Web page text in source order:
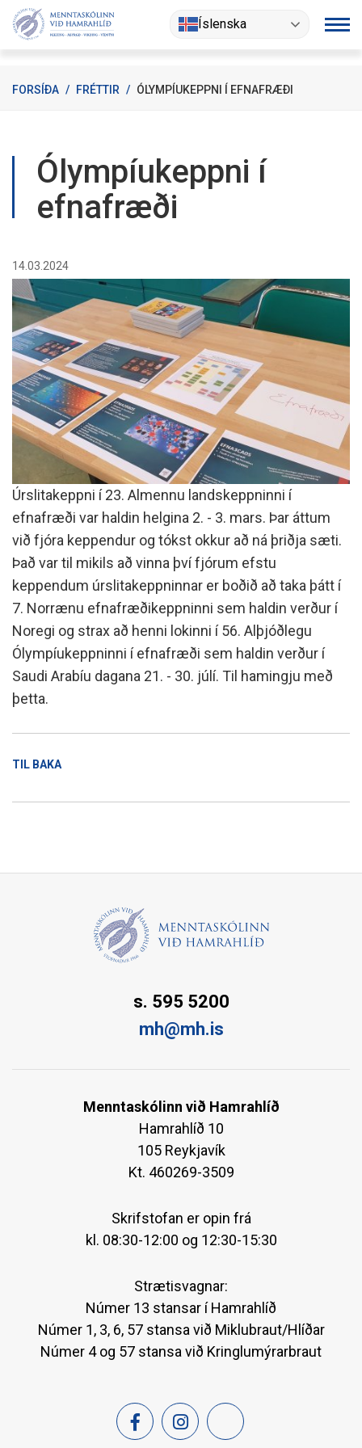
Fara
Íslenska
FORSÍÐA / FRÉTTIR / ÓLYMPÍUKEPPNI Í EFNAFRÆÐI
Ólympíukeppni í
efnafræði
14.03.2024
Úrslitakeppni í 23. Almennu landskeppninni í
efnafræði var haldin helgina 2. - 3. mars. Þar áttum
við fjóra keppendur og tókst okkur að ná þriðja sæti.
Það var til mikils að vinna því fjórum efstu
keppendum úrslitakeppninnar er boðið að taka þátt í
7. Norrænu efnafræðikeppninni sem haldin verður í
Noregi og strax að henni lokinni í 56. Alþjóðlegu
Ólympíukeppninni í efnafræði sem haldin verður í
Saudi Arabíu dagana 21. - 30. júlí. Til hamingju með
þetta.
TIL BAKA
s. 595 5200
mh@mh.is
Menntaskólinn við Hamrahlíð
Hamrahlíð 10
105 Reykjavík
Kt. 460269-3509
Skrifstofan er opin frá
kl. 08:30-12:00 og 12:30-15:30
Strætisvagnar:
Númer 13 stansar í Hamrahlíð
Númer 1, 3, 6, 57 stansa við Miklubraut/Hlíðar
Númer 4 og 57 stansa við Kringlumýrarbraut